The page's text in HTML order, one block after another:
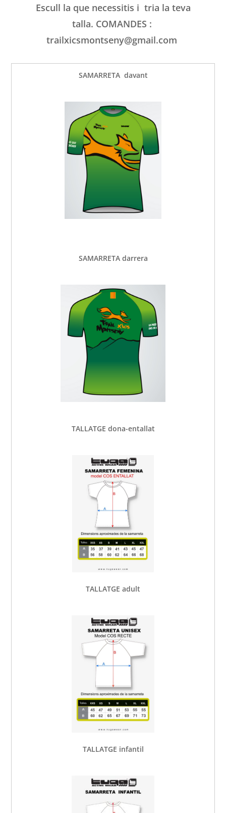
Escull la que necessitis i tria la teva
talla. COMANDES :
trailxicsmontseny@gmail.com
SAMARRETA davant
SAMARRETA darrera
TALLATGE dona-entallat
TALLATGE adult
TALLATGE infantil